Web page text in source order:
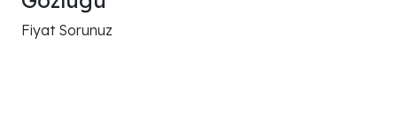
Fiyat Sorunuz